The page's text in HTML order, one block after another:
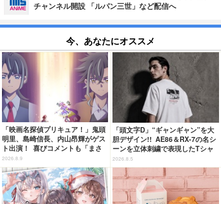
チャンネル開設 「ルパン三世」など配信へ
今、あなたにオススメ
「映画名探偵プリキュア！」鬼頭
明里、島崎信長、内山昂輝がゲス
ト出演！ 喜びコメントも「まさ
か自分がご縁をいただくことがあ
るとは...」
2026.8.9
「頭文字D」“ギャンギャン”を大
胆デザイン!! AE86＆RX-7の名シ
ーンを立体刺繍で表現したTシャ
ツ登場
2026.8.5